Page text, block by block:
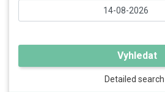
Vyhledat
Detailed search